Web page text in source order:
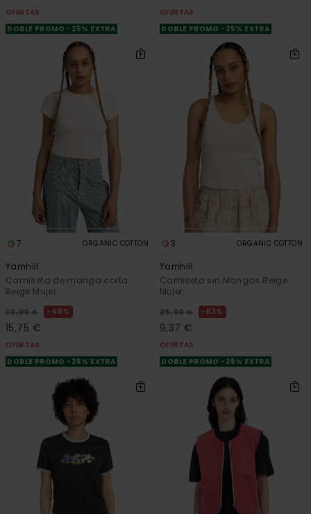
OFERTAS
DOBLE PROMO -25% EXTRA
OFERTAS
DOBLE PROMO -25% EXTRA
7 ORGANIC COTTON
Yarnhill
Camiseta de manga corta
Beige Mujer
30,00 € 48%
15,75 €
OFERTAS
DOBLE PROMO -25% EXTRA
3 ORGANIC COTTON
Yarnhill
Camiseta sin Mangas Beige
Mujer
25,00 € 63%
9,37 €
OFERTAS
DOBLE PROMO -25% EXTRA